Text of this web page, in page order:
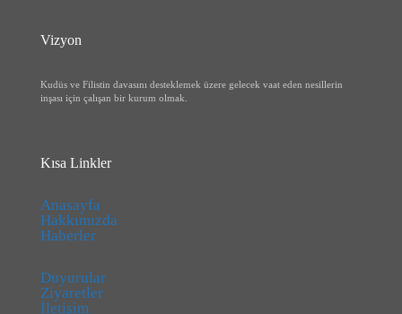
Vizyon
Kudüs ve Filistin davasını desteklemek üzere gelecek vaat eden nesillerin
inşası için çalışan bir kurum olmak.
Kısa Linkler
Anasayfa
Hakkımızda
Haberler
Duyurular
Ziyaretler
İletişim